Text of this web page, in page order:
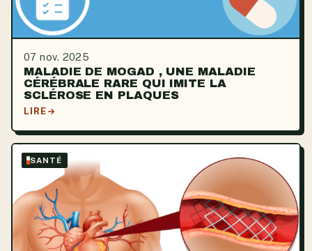
07 nov. 2025
MALADIE DE MOGAD , UNE MALADIE
CÉRÉBRALE RARE QUI IMITE LA
SCLÉROSE EN PLAQUES
LIRE
SANTÉ